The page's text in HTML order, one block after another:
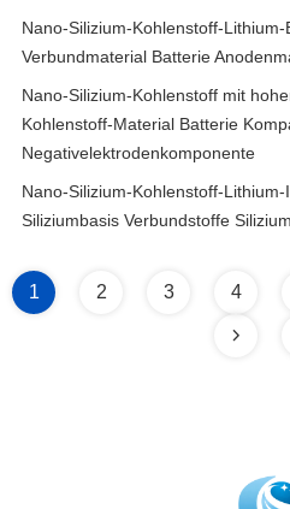
Nano-Silizium-Kohlenstoff-
Verbundmaterial Batterie
Nano-Silizium-Kohlenstoff mit
Kohlenstoff-Material Batterie
Negativelektrodenkomponente
Nano-Silizium-Kohlenstoff-
Siliziumbasis Verbundstoffe
1 2 3 4